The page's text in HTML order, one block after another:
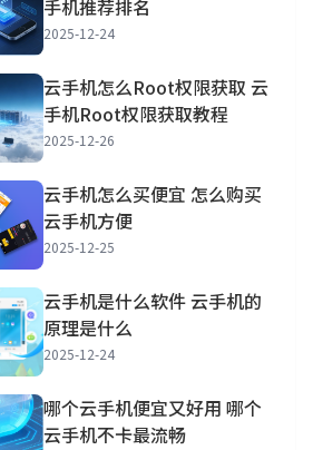
手机推荐排名
2025-12-24
云手机怎么Root权限获取 云
手机Root权限获取教程
2025-12-26
云手机怎么买便宜 怎么购买
云手机方便
2025-12-25
云手机是什么软件 云手机的
原理是什么
2025-12-24
哪个云手机便宜又好用 哪个
云手机不卡最流畅